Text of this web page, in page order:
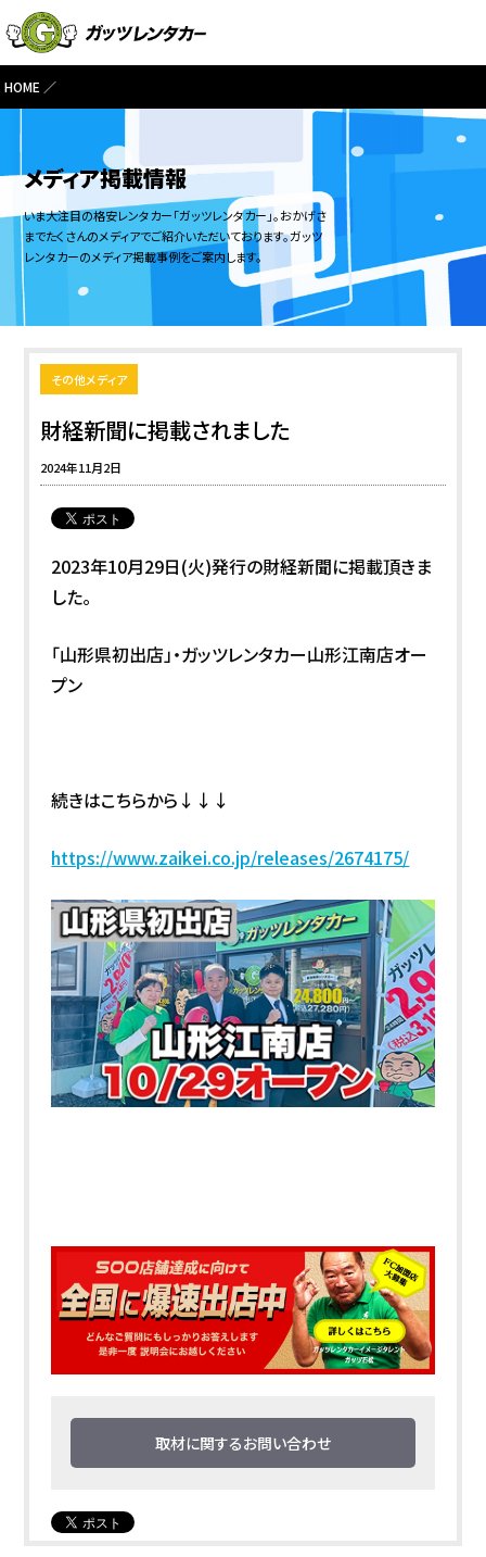
HOME
メディア掲載情報
いま大注目の格安レンタカー「ガッツレンタカー」。おかげさ
までたくさんのメディアでご紹介いただいております。ガッツ
レンタカーのメディア掲載事例をご案内します。
その他メディア
財経新聞に掲載されました
2024年11月2日
2023年10月29日(火)発行の財経新聞に掲載頂きま
した。
「山形県初出店」・ガッツレンタカー山形江南店オー
プン
続きはこちらから↓↓↓
https://www.zaikei.co.jp/releases/2674175/
取材に関するお問い合わせ